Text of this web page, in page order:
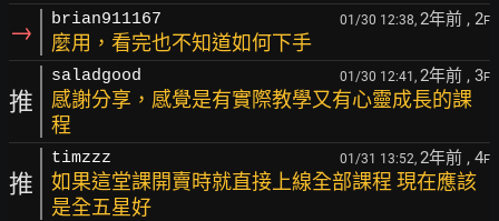
→ brian911167 01/30 12:38, 2年前 , 2F
麼用，看完也不知道如何下手
推
saladgood 01/30 12:41, 2年前 , 3F
感謝分享，感覺是有實際教學又有心靈成長的課
程
推
timzzz 01/31 13:52, 2年前 , 4F
如果這堂課開賣時就直接上線全部課程 現在應該
是全五星好